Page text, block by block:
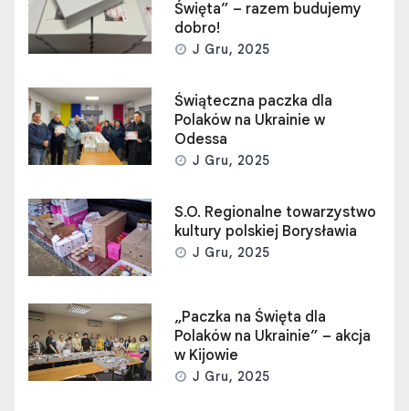
Święta” – razem budujemy
dobro!
J Gru, 2025
Świąteczna paczka dla
Polaków na Ukrainie w
Odessa
J Gru, 2025
S.O. Regionalne towarzystwo
kultury polskiej Borysławia
J Gru, 2025
„Paczka na Święta dla
Polaków na Ukrainie” – akcja
w Kijowie
J Gru, 2025